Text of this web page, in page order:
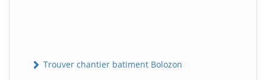
Trouver chantier batiment Bolozon